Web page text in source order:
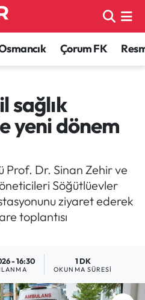
Çorum FK
sağlık
yeni dönem
Prof. Dr. Sinan Zehir ve
Söğütlüevler
ziyaret ederek
toplantısı
- 16:30 1 DK
OKUNMA SÜRESI
Haritası
ve Fikstür